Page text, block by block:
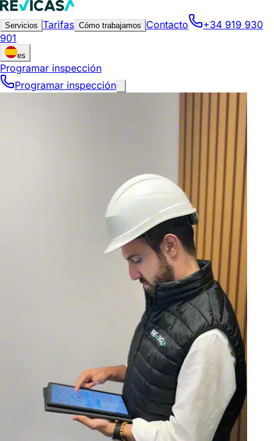
Servicios Tarifas Cómo trabajamos Contacto
+34 919 930
901
es
Programar inspección
Programar inspección